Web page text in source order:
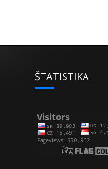
ŠTATISTIKA